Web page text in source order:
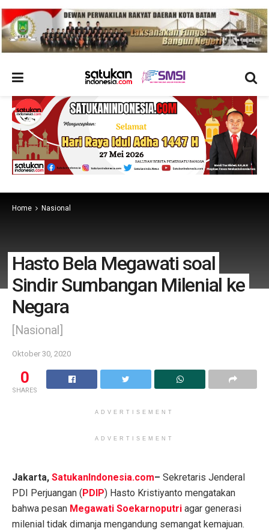
Home Nasional
Hasto Bela Megawati soal
Sindir Sumbangan Milenial ke
Negara
[Nasional]
Oktober 30, 2020
0
SHARES
ADVERTISEMENT
ADVERTISEMENT
Jakarta, SatukanIndonesia.com– Sekretaris Jenderal
PDI Perjuangan ( PDIP) Hasto Kristiyanto mengatakan
bahwa pesan Megawati Soekarnoputri agar generasi
milenial tidak dimanja mengandung semangat kemajuan.